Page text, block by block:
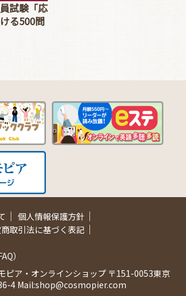
試験「応
る500問
｜ 個人情報保護方針 ｜
取引法に基づく表記 ｜
）
ア・オンラインショップ 〒151-0053東京
4 Mail:shop@cosmopier.com